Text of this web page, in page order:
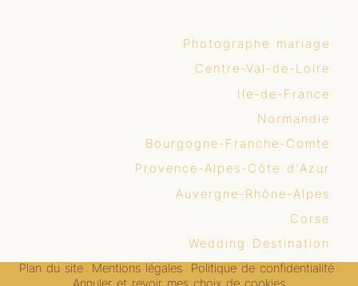
Photographe mariage
Centre-Val-de-Loire
Ile-de-France
Normandie
Bourgogne-Franche-Comte
Provence-Alpes-Côte d'Azur
Auvergne-Rhône-Alpes
Corse
Wedding Destination
Plan du site- Mentions légales- Politique de confidentialité-